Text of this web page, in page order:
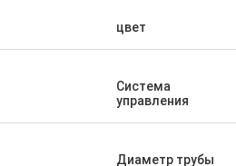
цвет
Система
управления
Диаметр трубы